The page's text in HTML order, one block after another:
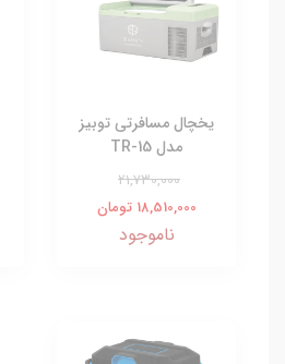
یخچال مسافرتی توبیز
مدل TR-15
21,730,000
18,510,000 تومان
ناموجود